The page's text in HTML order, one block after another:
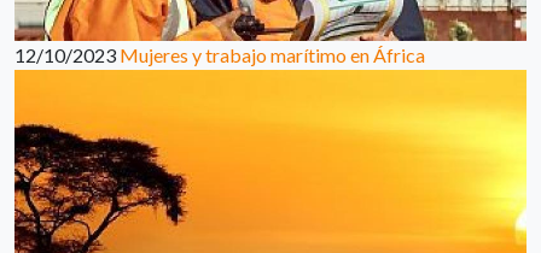
12/10/2023 Mujeres y trabajo marítimo en África